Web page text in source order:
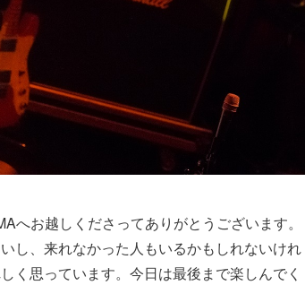
へお越しくださってありがとうございます。
し、来れなかった人もいるかもしれないけれ
く思っています。今日は最後まで楽しんでく